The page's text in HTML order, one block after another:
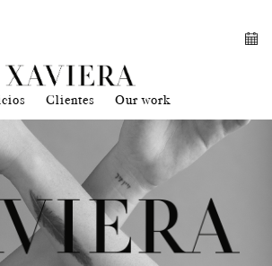
Clientes Our work